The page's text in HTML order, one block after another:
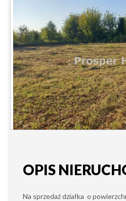
OPIS
Na sprzedaż działka o